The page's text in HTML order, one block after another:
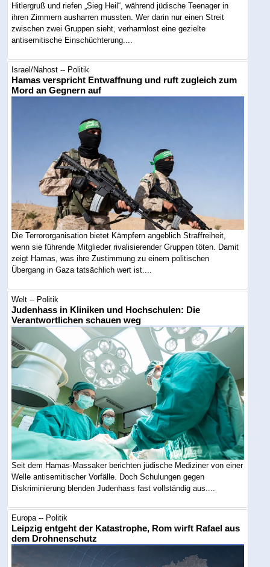
Hitlergruß und riefen „Sieg Heil“, während jüdische Teenager in
ihren Zimmern ausharren mussten. Wer darin nur einen Streit
zwischen zwei Gruppen sieht, verharmlost eine gezielte
antisemitische Einschüchterung....
Israel/Nahost -- Politik
Hamas verspricht Entwaffnung und ruft zugleich zum
Mord an Gegnern auf
Die Terrororganisation bietet Kämpfern angeblich Straffreiheit,
wenn sie führende Mitglieder rivalisierender Gruppen töten. Damit
zeigt Hamas, was ihre Zustimmung zu einem politischen
Übergang in Gaza tatsächlich wert ist....
Welt -- Politik
Judenhass in Kliniken und Hochschulen: Die
Verantwortlichen schauen weg
Seit dem Hamas-Massaker berichten jüdische Mediziner von einer
Welle antisemitischer Vorfälle. Doch Schulungen gegen
Diskriminierung blenden Judenhass fast vollständig aus....
Europa -- Politik
Leipzig entgeht der Katastrophe, Rom wirft Rafael aus
dem Drohnenschutz